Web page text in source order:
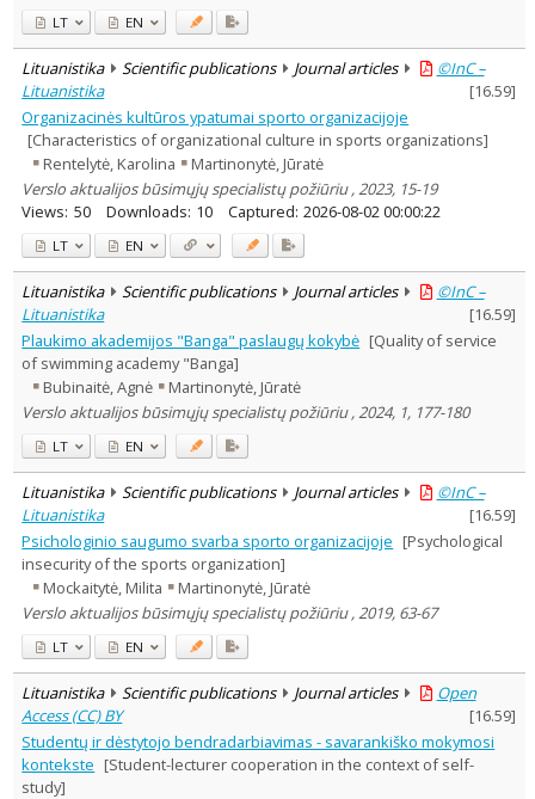
LT EN
Lituanistika Scientific publications Journal articles
©InC –
Lituanistika
[16.59]
Organizacinės kultūros ypatumai sporto organizacijoje
[Characteristics of organizational culture in sports organizations]
Rentelytė, Karolina
Martinonytė, Jūratė
Verslo aktualijos būsimųjų specialistų požiūriu , 2023, 15-19
Views: 50 Downloads: 10 Captured: 2026-08-02 00:00:22
LT EN
Lituanistika Scientific publications Journal articles
©InC –
Lituanistika
[16.59]
Plaukimo akademijos "Banga" paslaugų kokybė [Quality of service
of swimming academy "Banga]
Bubinaitė, Agnė
Martinonytė, Jūratė
Verslo aktualijos būsimųjų specialistų požiūriu , 2024, 1, 177-180
LT EN
Lituanistika Scientific publications Journal articles
©InC –
Lituanistika
[16.59]
Psichologinio saugumo svarba sporto organizacijoje [Psychological
insecurity of the sports organization]
Mockaitytė, Milita
Martinonytė, Jūratė
Verslo aktualijos būsimųjų specialistų požiūriu , 2019, 63-67
LT EN
Lituanistika Scientific publications Journal articles
Open
Access (CC) BY
[16.59]
Studentų ir dėstytojo bendradarbiavimas - savarankiško mokymosi
kontekste [Student-lecturer cooperation in the context of self-
study]